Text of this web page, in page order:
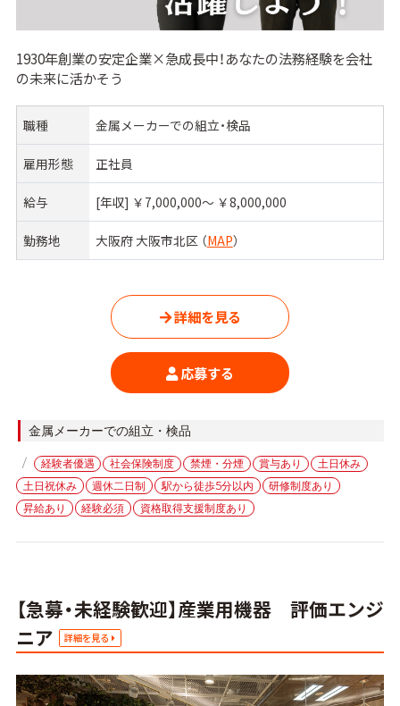
1930年創業の安定企業×急成長中！あなたの法務経験を会社
の未来に活かそう
職種 金属メーカーでの組立・検品
雇用形態 正社員
給与 [年収] ￥7,000,000〜 ￥8,000,000
勤務地 大阪府 大阪市北区 （MAP）
詳細を見る
応募する
ゴ
リ
ー
金属メーカーでの組立・検品
タ
グ
経験者優遇 社会保険制度 禁煙・分煙 賞与あり
土日休み
土日祝休み
週休二日制 駅から徒歩5分以内
研修制度あり
昇給あり
経験必須 資格取得支援制度あり
【急募・未経験歓迎】産業用機器 評価エンジ
ニア
詳細を見る